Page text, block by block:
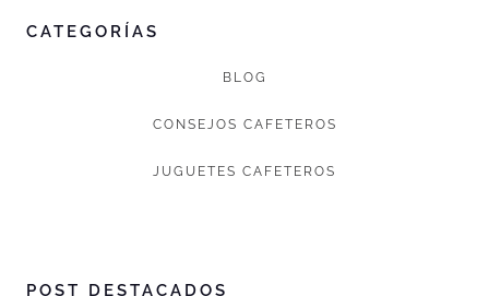
CATEGORÍAS
BLOG
CONSEJOS CAFETEROS
JUGUETES CAFETEROS
POST DESTACADOS